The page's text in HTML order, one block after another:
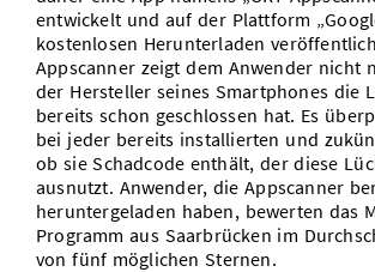
entwickelt und auf der Plattform
kostenlosen Herunterladen
Appscanner zeigt dem Anwender nicht
der Hersteller seines Smartphones die
bereits schon geschlossen hat. Es
bei jeder bereits installierten und
ob sie Schadcode enthält, der diese
ausnutzt. Anwender, die Appscanner
heruntergeladen haben, bewerten das
Programm aus Saarbrücken im
von fünf möglichen Sternen.